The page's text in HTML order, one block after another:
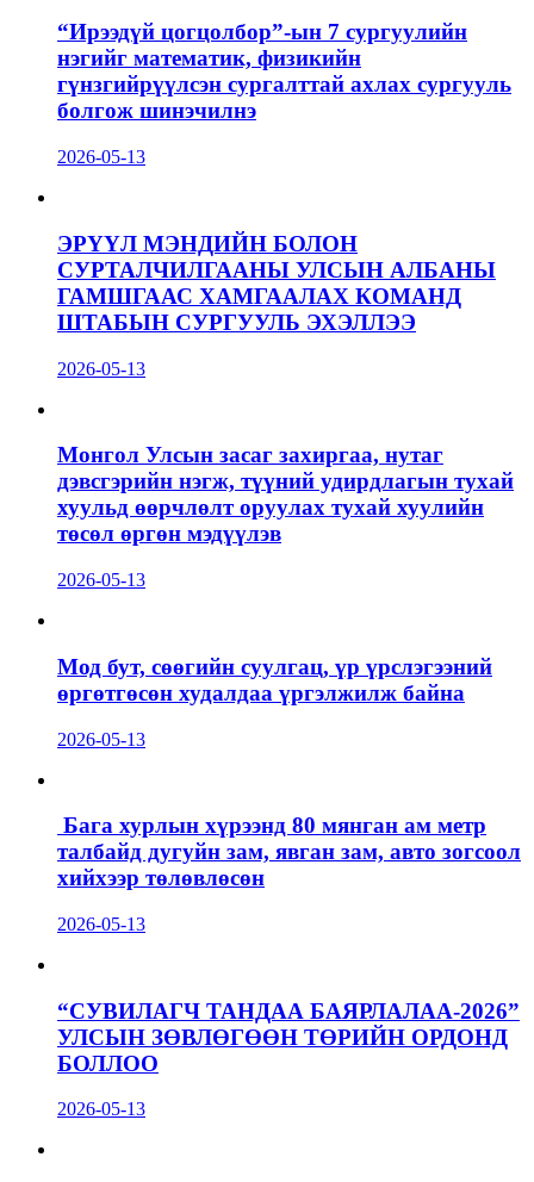
“Ирээдүй цогцолбор”-ын 7 сургуулийн
нэгийг математик, физикийн
гүнзгийрүүлсэн сургалттай ахлах сургууль
болгож шинэчилнэ
2026-05-13
ЭРҮҮЛ МЭНДИЙН БОЛОН
СУРТАЛЧИЛГААНЫ УЛСЫН АЛБАНЫ
ГАМШГААС ХАМГААЛАХ КОМАНД
ШТАБЫН СУРГУУЛЬ ЭХЭЛЛЭЭ
2026-05-13
Монгол Улсын засаг захиргаа, нутаг
дэвсгэрийн нэгж, түүний удирдлагын тухай
хуульд өөрчлөлт оруулах тухай хуулийн
төсөл өргөн мэдүүлэв
2026-05-13
Мод бут, сөөгийн суулгац, үр үрслэгээний
өргөтгөсөн худалдаа үргэлжилж байна
2026-05-13
Бага хурлын хүрээнд 80 мянган ам метр
талбайд дугуйн зам, явган зам, авто зогсоол
хийхээр төлөвлөсөн
2026-05-13
“СУВИЛАГЧ ТАНДАА БАЯРЛАЛАА-2026”
УЛСЫН ЗӨВЛӨГӨӨН ТӨРИЙН ОРДОНД
БОЛЛОО
2026-05-13